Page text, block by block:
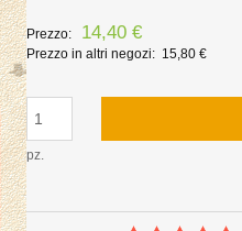
Prezzo: 14,40 €
Prezzo in altri negozi: 15,80 €
pz.